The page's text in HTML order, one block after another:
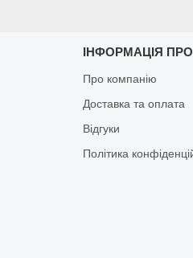
ІНФОРМАЦІЯ
Про компанію
Доставка та оплата
Відгуки
Політика